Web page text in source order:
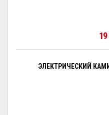
ЭЛЕКТРИЧЕСКИЙ КАМИН